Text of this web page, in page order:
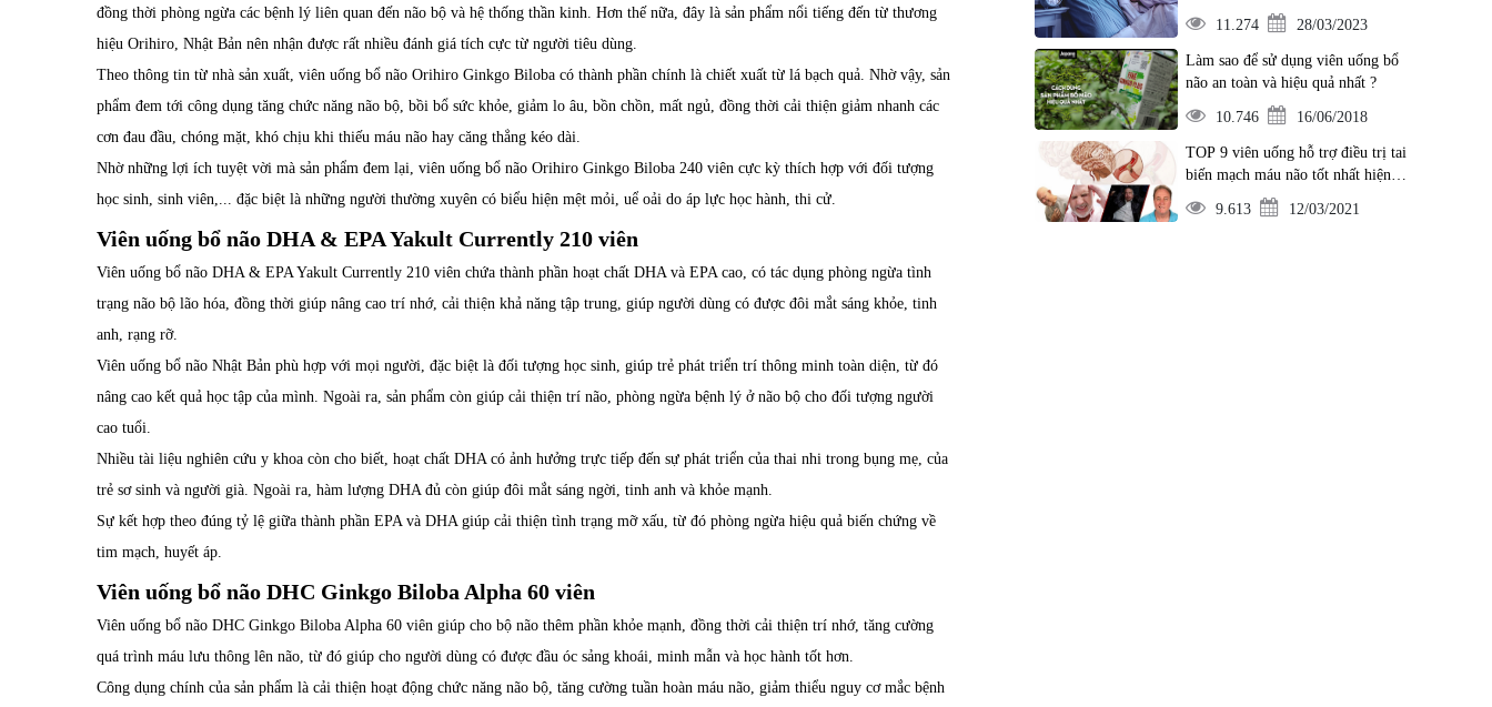
đồng thời phòng ngừa các bệnh lý liên quan đến não bộ và hệ thống thần kinh. Hơn thế nữa, đây là sản phẩm nổi tiếng đến từ thương
hiệu Orihiro, Nhật Bản nên nhận được rất nhiều đánh giá tích cực từ người tiêu dùng.
Theo thông tin từ nhà sản xuất, viên uống bổ não Orihiro Ginkgo Biloba có thành phần chính là chiết xuất từ lá bạch quả. Nhờ vậy, sản
phẩm đem tới công dụng tăng chức năng não bộ, bồi bổ sức khỏe, giảm lo âu, bồn chồn, mất ngủ, đồng thời cải thiện giảm nhanh các
cơn đau đầu, chóng mặt, khó chịu khi thiếu máu não hay căng thẳng kéo dài.
Nhờ những lợi ích tuyệt vời mà sản phẩm đem lại, viên uống bổ não Orihiro Ginkgo Biloba 240 viên cực kỳ thích hợp với đối tượng
học sinh, sinh viên,... đặc biệt là những người thường xuyên có biểu hiện mệt mỏi, uể oải do áp lực học hành, thi cử.
Viên uống bổ não DHA & EPA Yakult Currently 210 viên
Viên uống bổ não DHA & EPA Yakult Currently 210 viên chứa thành phần hoạt chất DHA và EPA cao, có tác dụng phòng ngừa tình
trạng não bộ lão hóa, đồng thời giúp nâng cao trí nhớ, cải thiện khả năng tập trung, giúp người dùng có được đôi mắt sáng khỏe, tinh
anh, rạng rỡ.
Viên uống bổ não Nhật Bản phù hợp với mọi người, đặc biệt là đối tượng học sinh, giúp trẻ phát triển trí thông minh toàn diện, từ đó
nâng cao kết quả học tập của mình. Ngoài ra, sản phẩm còn giúp cải thiện trí não, phòng ngừa bệnh lý ở não bộ cho đối tượng người
cao tuổi.
Nhiều tài liệu nghiên cứu y khoa còn cho biết, hoạt chất DHA có ảnh hưởng trực tiếp đến sự phát triển của thai nhi trong bụng mẹ, của
trẻ sơ sinh và người già. Ngoài ra, hàm lượng DHA đủ còn giúp đôi mắt sáng ngời, tinh anh và khỏe mạnh.
Sự kết hợp theo đúng tỷ lệ giữa thành phần EPA và DHA giúp cải thiện tình trạng mỡ xấu, từ đó phòng ngừa hiệu quả biến chứng về
tim mạch, huyết áp.
Viên uống bổ não DHC Ginkgo Biloba Alpha 60 viên
Viên uống bổ não DHC Ginkgo Biloba Alpha 60 viên giúp cho bộ não thêm phần khỏe mạnh, đồng thời cải thiện trí nhớ, tăng cường
quá trình máu lưu thông lên não, từ đó giúp cho người dùng có được đầu óc sảng khoái, minh mẫn và học hành tốt hơn.
Công dụng chính của sản phẩm là cải thiện hoạt động chức năng não bộ, tăng cường tuần hoàn máu não, giảm thiểu nguy cơ mắc bệnh
11.274 28/03/2023
Làm sao để sử dụng viên uống bổ
não an toàn và hiệu quả nhất ?
10.746 16/06/2018
TOP 9 viên uống hỗ trợ điều trị tai
biến mạch máu não tốt nhất hiện
nay
9.613 12/03/2021